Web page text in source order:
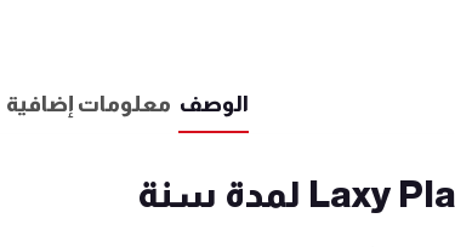
الوصف معلومات إضافية